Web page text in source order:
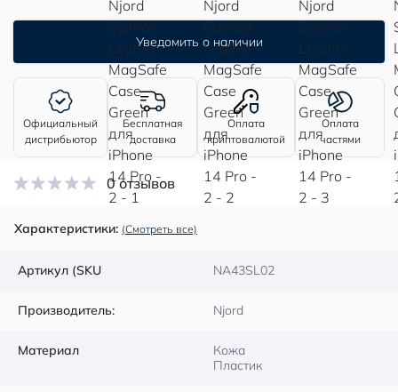
Уведомить о наличии
Официальный
дистрибьютор
Бесплатная
доставка
Оплата
криптовалютой
Оплата
частями
0 отзывов
Характеристики: (Смотреть все)
Артикул (SKU NA43SL02
Производитель: Njord
Материал
Кожа
Пластик